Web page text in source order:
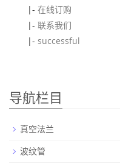
|- 在线订购
|- 联系我们
|- successful
导航栏目
真空法兰
波纹管